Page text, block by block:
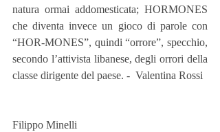
natura ormai addomesticata; HORMONES
che diventa invece un gioco di parole con
“HOR-MONES”, quindi “orrore”, specchio,
secondo l’attivista libanese, degli orrori della
classe dirigente del paese. -  Valentina Rossi
Filippo Minelli